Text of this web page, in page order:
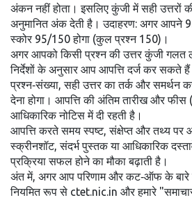
अंकन नहीं होता। इसलिए कुंजी में सही उत्तरों
अनुमानित अंक देती है। उदाहरण: अगर आपने
स्कोर 95/150 होगा (कुल प्रश्न 150)।
अगर आपको किसी प्रश्न की उत्तर कुंजी गलत
निर्देशों के अनुसार आप आपत्ति दर्ज कर सकते
प्रश्न‑संख्या, सही उत्तर का तर्क और समर्थन
देना होगा। आपत्ति की अंतिम तारीख और फीस
आधिकारिक नोटिस में दी रहती है।
आपत्ति करते समय स्पष्ट, संक्षेप्त और तथ्य पर
स्क्रीनशॉट, संदर्भ पुस्तक या आधिकारिक
प्रक्रिया सफल होने का मौका बढ़ाती है।
अंत में, अगर आप परिणाम और कट‑ऑफ के बारे
नियमित रूप से ctet.nic.in और हमारे